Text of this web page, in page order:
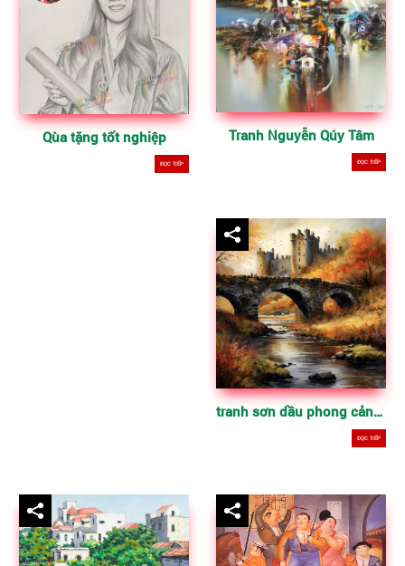
Qùa tặng tốt nghiệp
ĐỌC TIẾP
Tranh Nguyễn Qúy Tâm
ĐỌC TIẾP
tranh sơn dầu phong cảnh cổ điển
ĐỌC TIẾP